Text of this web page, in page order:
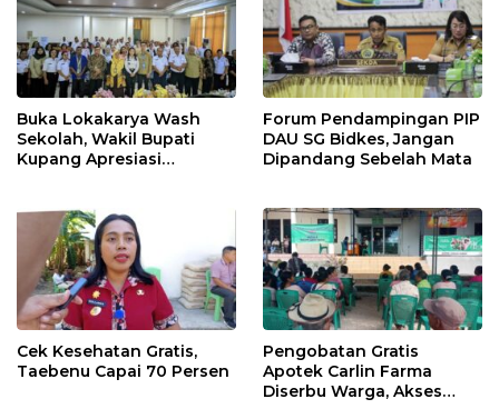
Buka Lokakarya Wash
Sekolah, Wakil Bupati
Kupang Apresiasi
Forum Pendampingan PIP
DAU SG Bidkes, Jangan
Dipandang Sebelah Mata
Cek Kesehatan Gratis,
Taebenu Capai 70 Persen
Pengobatan Gratis
Apotek Carlin Farma
Diserbu Warga, Akses